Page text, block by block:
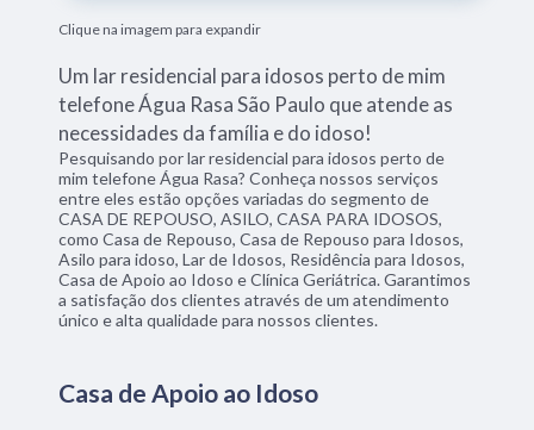
Clique na imagem para expandir
Um lar residencial para idosos perto de mim
telefone Água Rasa São Paulo que atende as
necessidades da família e do idoso!
Pesquisando por lar residencial para idosos perto de
mim telefone Água Rasa? Conheça nossos serviços
entre eles estão opções variadas do segmento de
CASA DE REPOUSO, ASILO, CASA PARA IDOSOS,
como Casa de Repouso, Casa de Repouso para Idosos,
Asilo para idoso, Lar de Idosos, Residência para Idosos,
Casa de Apoio ao Idoso e Clínica Geriátrica. Garantimos
a satisfação dos clientes através de um atendimento
único e alta qualidade para nossos clientes.
Casa de Apoio ao Idoso